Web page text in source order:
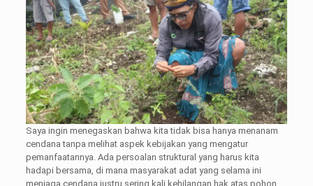
Saya ingin menegaskan bahwa kita tidak bisa hanya menanam
cendana tanpa melihat aspek kebijakan yang mengatur
pemanfaatannya. Ada persoalan struktural yang harus kita
hadapi bersama, di mana masyarakat adat yang selama ini
menjaga cendana justru sering kali kehilangan hak atas pohon